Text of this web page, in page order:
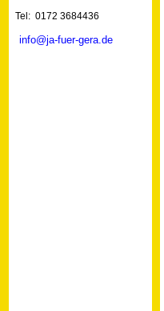
Tel: 0172 3684436
info@ja-fuer-gera.de